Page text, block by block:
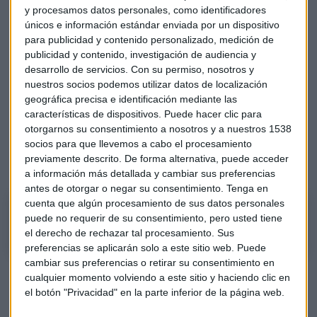
y procesamos datos personales, como identificadores
únicos e información estándar enviada por un dispositivo
para publicidad y contenido personalizado, medición de
publicidad y contenido, investigación de audiencia y
desarrollo de servicios. Con su permiso, nosotros y
nuestros socios podemos utilizar datos de localización
geográfica precisa e identificación mediante las
características de dispositivos. Puede hacer clic para
otorgarnos su consentimiento a nosotros y a nuestros 1538
socios para que llevemos a cabo el procesamiento
previamente descrito. De forma alternativa, puede acceder
a información más detallada y cambiar sus preferencias
antes de otorgar o negar su consentimiento. Tenga en
cuenta que algún procesamiento de sus datos personales
puede no requerir de su consentimiento, pero usted tiene
el derecho de rechazar tal procesamiento. Sus
preferencias se aplicarán solo a este sitio web. Puede
cambiar sus preferencias o retirar su consentimiento en
cualquier momento volviendo a este sitio y haciendo clic en
el botón "Privacidad" en la parte inferior de la página web.
estadounidenses.
“Ahora mismo tenemos un cierre de cortos y yo estaría fuera
del mercado, al menos en Europa. No perdemos
oportunidades”, añade Moro.
Uno de los protagonistas es Siemens Gamesa después de
que Iberdrola anunciara este martes su participación en
Gamesa. “Se está enfrentando a máximos intradiarios y
siempre que llega a máximos cae”, destaca Roberto Moro.
¿IAG o Siemens Gamesa? La elección de Roberto Moro
En la mesa también apareceNaturgyy “tiene un
movimiento peligroso corto plazo”, relata Moro. “Yo